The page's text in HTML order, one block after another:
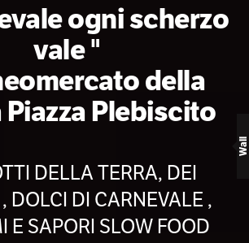
ogni scherzo
vale "
della
Piazza Plebiscito
DELLA TERRA, DEI
DOLCI DI CARNEVALE ,
E SAPORI SLOW FOOD
Wall